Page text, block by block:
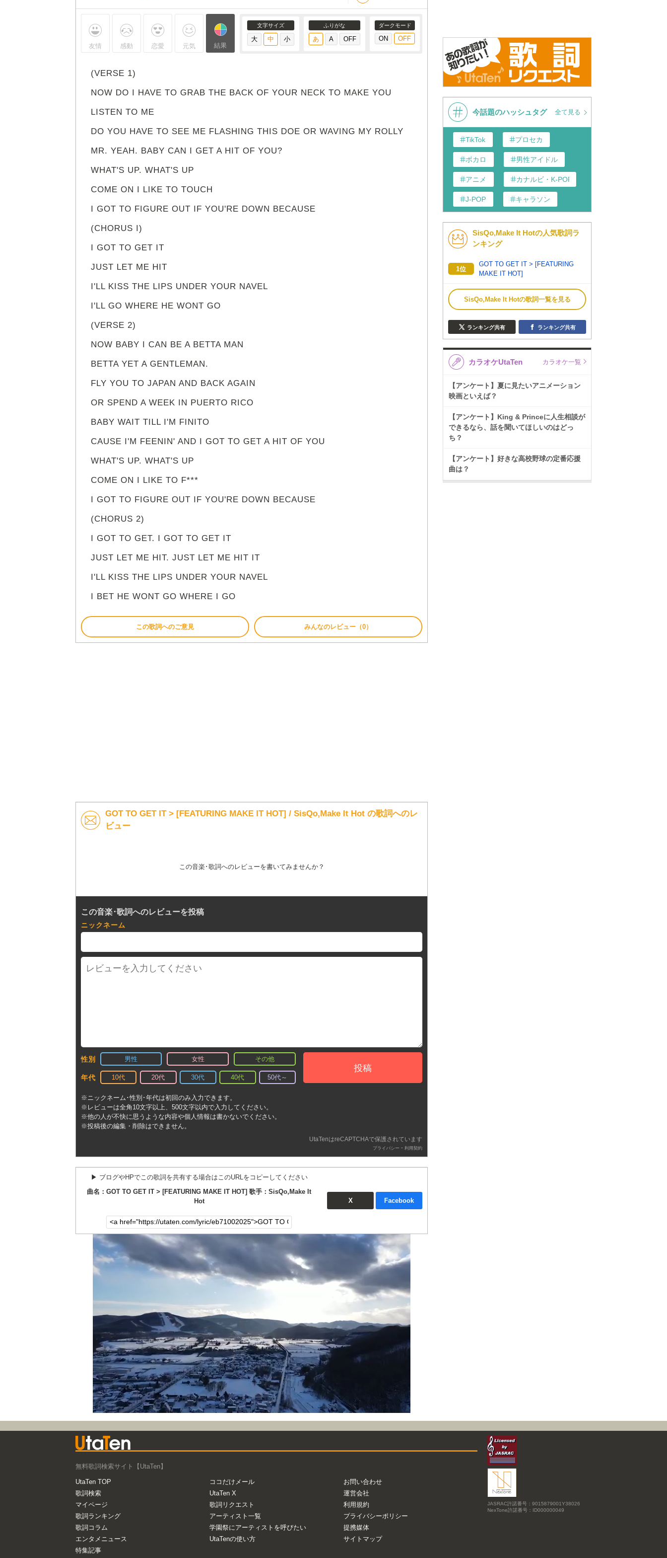
友情 感動 恋愛 元気 結果
文字サイズ ふりがな ダークモード
(VERSE 1)
NOW DO I HAVE TO GRAB THE BACK OF YOUR NECK TO MAKE YOU
LISTEN TO ME
DO YOU HAVE TO SEE ME FLASHING THIS DOE OR WAVING MY ROLLY
MR. YEAH. BABY CAN I GET A HIT OF YOU?
WHAT'S UP. WHAT'S UP
COME ON I LIKE TO TOUCH
I GOT TO FIGURE OUT IF YOU'RE DOWN BECAUSE
(CHORUS I)
I GOT TO GET IT
JUST LET ME HIT
I'LL KISS THE LIPS UNDER YOUR NAVEL
I'LL GO WHERE HE WONT GO
(VERSE 2)
NOW BABY I CAN BE A BETTA MAN
BETTA YET A GENTLEMAN.
FLY YOU TO JAPAN AND BACK AGAIN
OR SPEND A WEEK IN PUERTO RICO
BABY WAIT TILL I'M FINITO
CAUSE I'M FEENIN' AND I GOT TO GET A HIT OF YOU
WHAT'S UP. WHAT'S UP
COME ON I LIKE TO F***
I GOT TO FIGURE OUT IF YOU'RE DOWN BECAUSE
(CHORUS 2)
I GOT TO GET. I GOT TO GET IT
JUST LET ME HIT. JUST LET ME HIT IT
I'LL KISS THE LIPS UNDER YOUR NAVEL
I BET HE WONT GO WHERE I GO
この歌詞へのご意見 みんなのレビュー（0）
GOT TO GET IT > [FEATURING MAKE IT HOT] / SisQo,Make It Hot の歌詞へのレ
ビュー
この音楽･歌詞へのレビューを書いてみませんか？
この音楽･歌詞へのレビューを投稿
ニックネーム
性別 男性 女性 その他
年代 10代 20代 30代 40代 50代～
投稿
※ニックネーム･性別･年代は初回のみ入力できます。
※レビューは全角10文字以上、500文字以内で入力してください。
※他の人が不快に思うような内容や個人情報は書かないでください。
※投稿後の編集・削除はできません。
UtaTenはreCAPTCHAで保護されています
プライバシー - 利用契約
▶︎ ブログやHPでこの歌詞を共有する場合はこのURLをコピーしてください
曲名：GOT TO GET IT > [FEATURING MAKE IT HOT] 歌手：SisQo,Make It
Hot
X Facebook
今話題のハッシュタグ 全て見る
TikTok プロセカ
ボカロ 男性アイドル
アニメ カナルビ・K-POP和訳
J-POP キャラソン
K-POP 演歌・歌謡
ディズニー
SisQo,Make It Hotの人気歌詞ラ
ンキング
1位
GOT TO GET IT > [FEATURING
MAKE IT HOT]
SisQo,Make It Hotの歌詞一覧を見る
ランキング共有 ランキング共有
カラオケUtaTen カラオケ一覧
【アンケート】夏に見たいアニメーション
映画といえば？
【アンケート】King & Princeに人生相談が
できるなら、話を聞いてほしいのはどっ
ち？
【アンケート】好きな高校野球の定番応援
曲は？
無料歌詞検索サイト【UtaTen】
UtaTen TOP
歌詞検索
マイページ
歌詞ランキング
歌詞コラム
エンタメニュース
特集記事
ココだけメール
UtaTen X
歌詞リクエスト
アーティスト一覧
学園祭にアーティストを呼びたい
UtaTenの使い方
お問い合わせ
運営会社
利用規約
プライバシーポリシー
提携媒体
サイトマップ
JASRAC許諾番号：9015879001Y38026
NexTone許諾番号：ID000000049